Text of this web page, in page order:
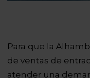
Para que la
de ventas de
atender una